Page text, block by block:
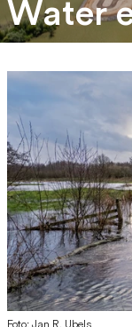
Water
Foto: Jan R. Ubels